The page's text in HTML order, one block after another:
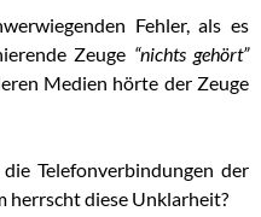
Fehler, als es
Zeuge “nichts gehört”
Medien hörte der Zeuge
Telefonverbindungen der
herrscht diese Unklarheit?